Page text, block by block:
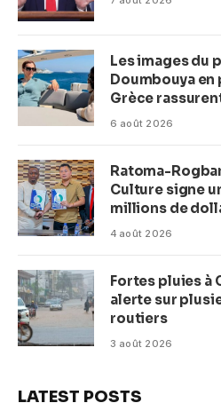
Les images du
Doumbouya en
Grèce
(Macka Baldé)
6 août 2026
Ratoma-
Culture signe
millions de
plage en
4 août 2026
Fortes pluies à
alerte sur
routiers
3 août 2026
LATEST POSTS